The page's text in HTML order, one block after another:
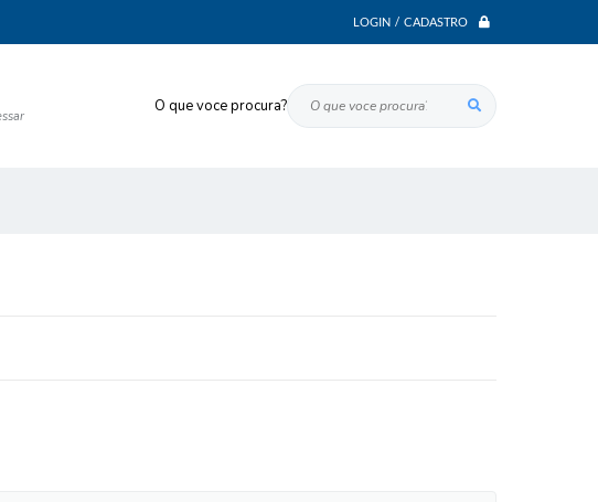
LOGIN / CADASTRO
O que voce procura?